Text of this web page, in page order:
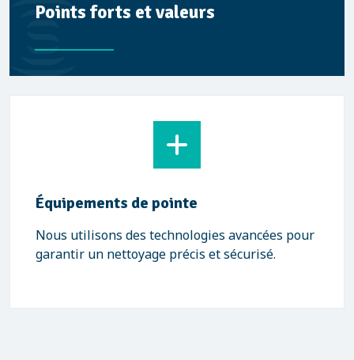
Points forts et valeurs
Équipements de pointe
Nous utilisons des technologies avancées pour
garantir un nettoyage précis et sécurisé.